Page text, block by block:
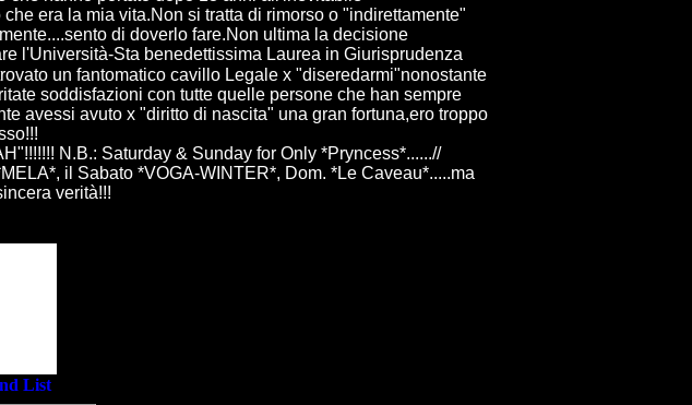
era la mia vita.Non si tratta di rimorso o "indirettamente"
di doverlo fare.Non ultima la decisione
l'Università-Sta benedettissima Laurea in Giurisprudenza
un fantomatico cavillo Legale x "diseredarmi"nonostante
soddisfazioni con tutte quelle persone che han sempre
avessi avuto x "diritto di nascita" una gran fortuna,ero troppo
N.B.: Saturday & Sunday for Only *Pryncess*......//
il Sabato *VOGA-WINTER*, Dom. *Le Caveau*.....ma
verità!!!
List